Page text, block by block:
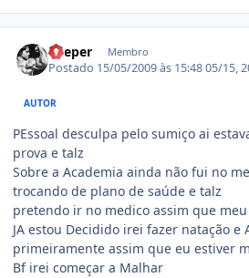
Keeper Membro
Postado 15/05/2009 às 15:4805/15,
AUTOR
PEssoal desculpa pelo sumiço ai
prova e talz
Sobre a Academia ainda não fui no
trocando de plano de saúde e talz
pretendo ir no medico assim que
JA estou Decidido irei fazer natação e
primeiramente assim que eu estiver
Bf irei começar a Malhar